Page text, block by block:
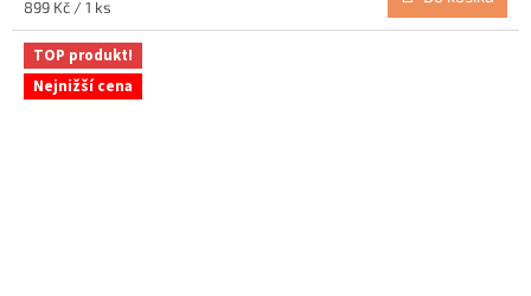
Měrná
cena:
899 Kč / 1 ks
TOP produkt!
Nejnižší cena